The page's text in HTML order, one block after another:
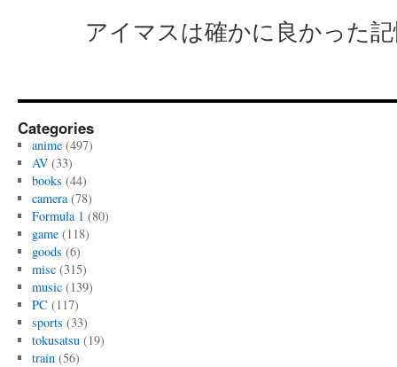
アイマスは確かに良かった
Categories
anime(497)
AV(33)
books (44)
camera(78)
Formula 1 (80)
game(118)
goods (6)
misc(315)
music(139)
PC (117)
sports (33)
tokusatsu(19)
train(56)